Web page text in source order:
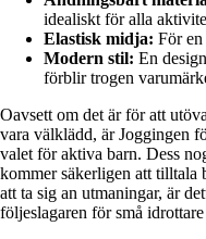
idealiskt för alla
Elastisk midja: För en
Modern stil: En
förblir trogen
Oavsett om det är för att
vara välklädd, är Joggingen
valet för aktiva barn. Dess
kommer säkerligen att tilltala
att ta sig an utmaningar, är
följeslagaren för små